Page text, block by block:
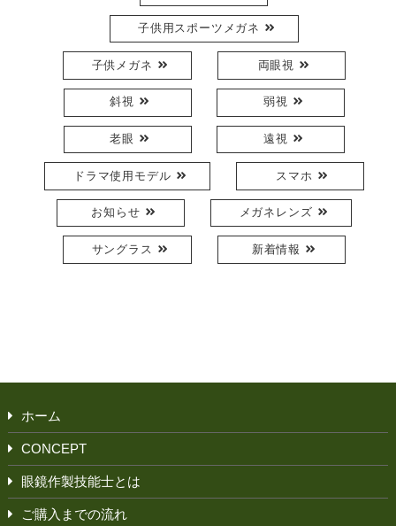
子供用スポーツメガネ
子供メガネ 両眼視
斜視 弱視
老眼 遠視
ドラマ使用モデル スマホ
お知らせ メガネレンズ
サングラス 新着情報
ホーム
CONCEPT
眼鏡作製技能士とは
ご購入までの流れ